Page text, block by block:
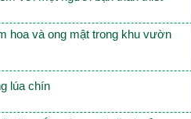
hoa và ong mật trong khu vườn
lúa chín